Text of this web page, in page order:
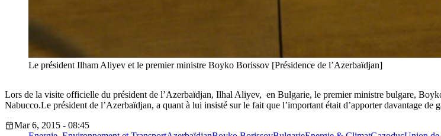
Le président Ilham Aliyev et le premier ministre Boyko Borissov [Présidence de l’Azerbaïdjan]
Lors de la visite officielle du président de l’Azerbaïdjan, Ilhal Aliyev, en Bulgarie, le premier ministre bulgare,
Nabucco.Le président de l’Azerbaïdjan, a quant à lui insisté sur le fait que l’important était d’apporter davantage
Mar 6, 2015 - 08:45